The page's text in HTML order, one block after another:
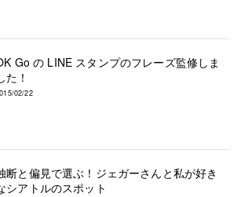
Go の LINE スタンプのフレーズ監修しま
た！
02/22
断と偏見で選ぶ！ジェガーさんと私が好き
シアトルのスポット